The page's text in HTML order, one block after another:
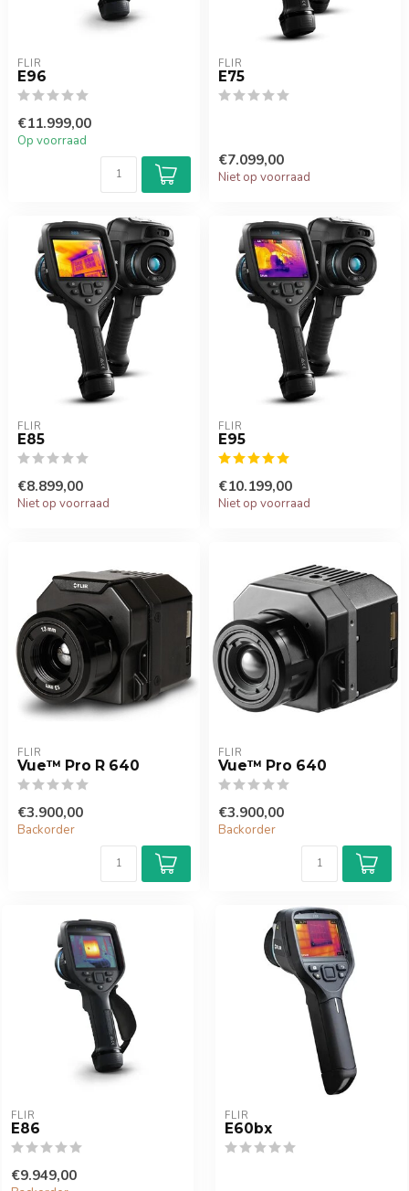
FLIR
E96
€11.999,00
Op voorraad
FLIR
E75
€7.099,00
Niet op voorraad
FLIR
E85
€8.899,00
Niet op voorraad
FLIR
E95
€10.199,00
Niet op voorraad
FLIR
Vue™ Pro R 640
€3.900,00
Backorder
FLIR
Vue™ Pro 640
€3.900,00
Backorder
FLIR
E86
€9.949,00
FLIR
E60bx